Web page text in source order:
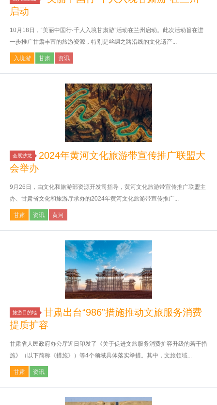
启动
10月18日，“美丽中国行·千人入境甘肃游”活动在兰州启动。此次活动旨在进
一步推广甘肃丰富的旅游资源，特别是丝绸之路沿线的文化遗产...
入境游 甘肃 资讯
会展沙龙
2024年黄河文化旅游带宣传推广联盟大
会举办
9月26日，由文化和旅游部资源开发司指导，黄河文化旅游带宣传推广联盟主
办、甘肃省文化和旅游厅承办的2024年黄河文化旅游带宣传推广...
甘肃 资讯 黄河
旅游目的地
甘肃出台“986”措施推动文旅服务消费
提质扩容
甘肃省人民政府办公厅近日印发了《关于促进文旅服务消费扩容升级的若干措
施》（以下简称《措施》）等4个领域具体落实举措。其中，文旅领域...
甘肃 资讯